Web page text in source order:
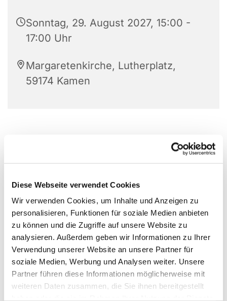
Diese Webseite verwendet Cookies
Wir verwenden Cookies, um Inhalte und Anzeigen zu
personalisieren, Funktionen für soziale Medien anbieten
zu können und die Zugriffe auf unsere Website zu
analysieren. Außerdem geben wir Informationen zu Ihrer
Verwendung unserer Website an unsere Partner für
soziale Medien, Werbung und Analysen weiter. Unsere
Partner führen diese Informationen möglicherweise mit
weiteren Daten zusammen, die Sie ihnen bereitgestellt
Sonntag, 29. August 2027, 15:00 -
17:00 Uhr
Margaretenkirche, Lutherplatz,
59174 Kamen